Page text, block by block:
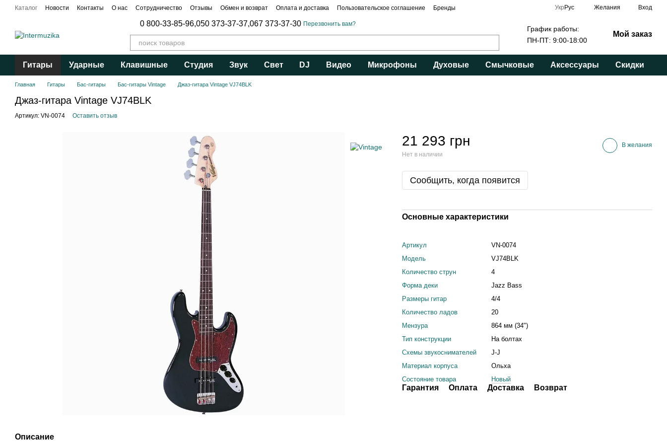
Перейти к основному контенту
Каталог Новости Контакты О нас Сотрудничество Отзывы Обмен и возврат Оплата и доставка Пользовательское соглашение
Бренды
Укр Рус Желания Вход
0 800-33-85-96,050 373-37-37,067 373-37-30 Перезвонить вам?
График работы:
ПН-ПТ: 9:00-18:00
Мой заказ
Гитары Ударные Клавишные Студия Звук Свет DJ Видео Микрофоны Духовые Смычковые Аксессуары Скидки
Главная Гитары Бас-гитары Бас-гитары Vintage Джаз-гитара Vintage VJ74BLK
Джаз-гитара Vintage VJ74BLK
Артикул: VN-0074 Оставить отзыв
Описание
21 293 грн
Нет в наличии
В желания
Сообщить, когда появится
Основные характеристики
Артикул
VN-0074
Модель
VJ74BLK
Количество струн
4
Форма деки
Jazz Bass
Размеры гитар
4/4
Количество ладов
20
Мензура
864 мм (34")
Тип конструкции
На болтах
Схемы звукоснимателей
J-J
Материал корпуса
Ольха
Состояние товара
Новый
Гарантия Оплата Доставка Возврат